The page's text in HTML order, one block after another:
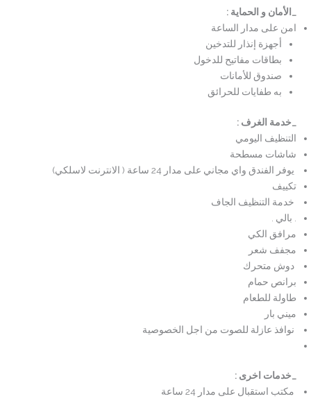
الأمان و الحماية :
امن على مدار الساعة
أجهزة إنذار للتدخين
بطاقات مفاتيح للدخول
صندوق للأمانات
به طفايات للحرائق
خدمة الغرف :
التنظيف اليومي
شاشات مسطحة
يوفر الفندق واي مجاني على مدار 24 ساعة ( الانترنت لاسلكي)
تكييف
خدمة التنظيف الجاف
. بالي .
مرافق الكي
مجفف شعر
دوش متحرك
برانص حمام
طاولة للطعام
ميني بار
نوافذ عازلة للصوت من اجل الخصوصية
خدمات اخرى :
مكتب استقبال على مدار 24 ساعة